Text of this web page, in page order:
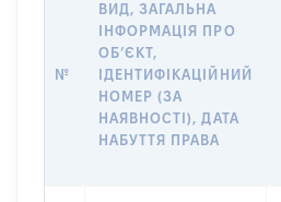
№
ВИД, ЗАГАЛЬНА
ІНФОРМАЦІЯ ПРО
ОБʼЄКТ,
ІДЕНТИФІКАЦІЙНИЙ
НОМЕР (ЗА
НАЯВНОСТІ), ДАТА
НАБУТТЯ ПРАВА